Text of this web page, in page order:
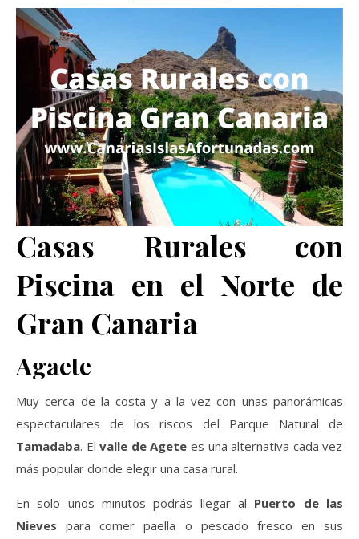
Casas Rurales con
Piscina en el Norte de
Gran Canaria
Agaete
Muy cerca de la costa y a la vez con unas panorámicas
espectaculares de los riscos del Parque
Natural de
Tamadaba. Elvalle de Agete es una alternativa cada vez
más popular donde elegir una casa rural.
En solo unos minutos podrás llegar al Puerto de las
Nieves para comer paella o pescado fresco en sus